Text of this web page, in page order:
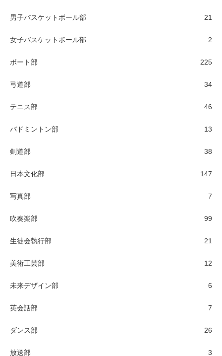
男子バスケットボール部 21
女子バスケットボール部 2
ボート部 225
弓道部 34
テニス部 46
バドミントン部 13
剣道部 38
日本文化部 147
写真部 7
吹奏楽部 99
生徒会執行部 21
美術工芸部 12
未来デザイン部 6
英会話部 7
ダンス部 26
放送部 3